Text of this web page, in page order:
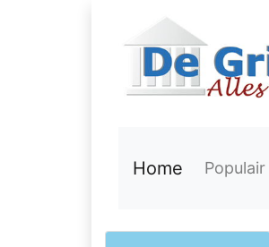
Home Populair